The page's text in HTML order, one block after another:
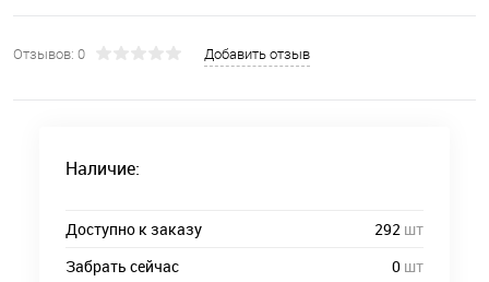
Отзывов: 0 Добавить отзыв
Наличие:
Доступно к заказу 292 шт
Забрать сейчас
0 шт